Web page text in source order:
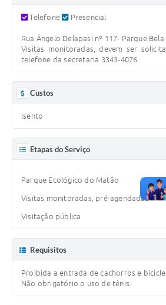
Manual para arquivo de remessa – NFSe
Galeria de Vídeos
IPTU Selo Verde
Telefone Presencial
Rua Ângelo Delapasi nº 117- Parque Bela
Visitas monitoradas, devem ser
telefone da secretaria 3343-4076
Custos
Isento
Etapas do Serviço
Parque Ecológico do Matão
Visitas monitoradas, pré-agendadas
Visitação pública
Requisitos
Proibida a entrada de cachorros e
Não obrigatório o uso de tênis.